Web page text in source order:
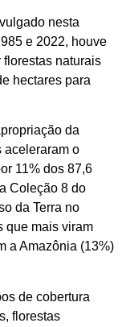
nesta
e 2022, houve
naturais
hectares para
da
aceleraram o
11% dos 87,6
Coleção 8 do
da Terra no
que mais viram
a Amazônia (13%)
de cobertura
florestas